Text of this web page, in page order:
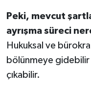
Peki, mevcut
ayrışma süreci
Hukuksal ve
bölünmeye
çıkabilir.